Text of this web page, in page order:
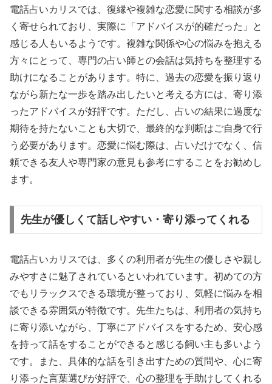
電話占いカリスでは、復縁や複雑な恋愛に関する相談が多
く寄せられており、実際に「アドバイスが的確だった」と
感じる人もいるようです。複雑な関係や心の悩みを抱える
方々にとって、専門の占い師との会話は気持ちを整理する
助けになることがあります。特に、過去の恋愛を振り返り
ながら新たな一歩を踏み出したいと考える方には、寄り添
ったアドバイスが好評です。ただし、占いの結果に過度な
期待を持たないことも大切で、最終的な判断はご自身で行
う必要があります。恋愛に悩む際は、占いだけでなく、信
頼できる友人や専門家の意見も参考にすることをお勧めし
ます。
先生が優しくて話しやすい・寄り添ってくれる
電話占いカリスでは、多くの利用者が先生の優しさや親し
みやすさに魅了されているといわれています。初めての方
でもリラックスできる環境が整っており、気軽に悩みを相
談できる雰囲気が特徴です。先生たちは、利用者の気持ち
に寄り添いながら、丁寧にアドバイスをするため、安心感
を持って話をすることができると感じる飼い主も多いよう
です。また、具体的な話を引き出すための質問や、心に寄
り添った言葉選びが好評で、心の整理を手助けしてくれる